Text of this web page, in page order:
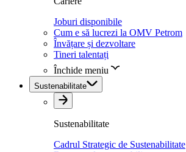
Joburi disponibile
Cum e să lucrezi la OMV Petrom
Învățare și dezvoltare
Tineri talentați
Închide meniu
Sustenabilitate
Sustenabilitate
Cadrul Strategic de Sustenabilitate